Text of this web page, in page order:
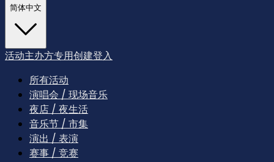
简体中文
活动主办方专用创建登入
所有活动
演唱会 / 现场音乐
夜店 / 夜生活
音乐节 / 市集
演出 / 表演
赛事 / 竞赛